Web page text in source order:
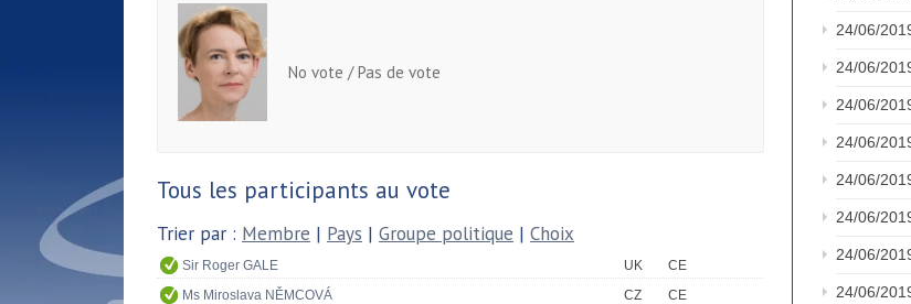
No vote / Pas de vote
Tous les participants au vote
Trier par : Membre | Pays | Groupe politique | Choix
Sir Roger GALE UK
CE
Ms Miroslava NĚMCOVÁ
CZ
CE
24/06/
24/06/
24/06/
24/06/
24/06/
24/06/
24/06/
24/06/